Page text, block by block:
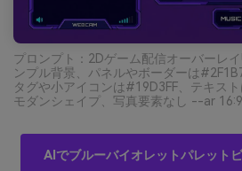
プロンプト：2Dゲーム配信オーバーレ
ンプル背景、パネルやボーダーは
タグや小アイコンは#19D3FF、テキス
モダンシェイプ、写真要素なし --ar 16:9
AIでブルーバイオレットパレット